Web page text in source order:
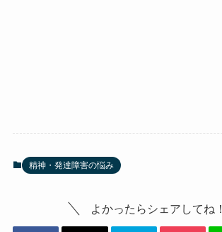
精神・発達障害の悩み
よかったらシェアしてね！